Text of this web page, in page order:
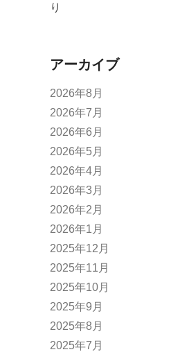
り
アーカイブ
2026年8月
2026年7月
2026年6月
2026年5月
2026年4月
2026年3月
2026年2月
2026年1月
2025年12月
2025年11月
2025年10月
2025年9月
2025年8月
2025年7月